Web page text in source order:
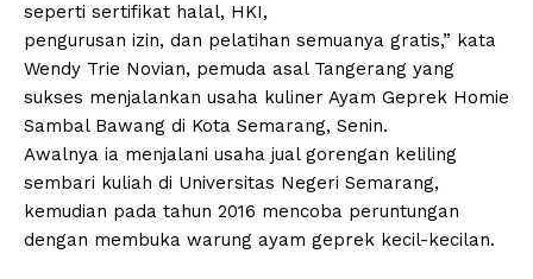
seperti sertifikat halal, HKI,
pengurusan izin, dan pelatihan semuanya gratis,” kata
Wendy Trie Novian, pemuda asal Tangerang yang
sukses menjalankan usaha kuliner Ayam Geprek Homie
Sambal Bawang di Kota Semarang, Senin.
Awalnya ia menjalani usaha jual gorengan keliling
sembari kuliah di Universitas Negeri Semarang,
kemudian pada tahun 2016 mencoba peruntungan
dengan membuka warung ayam geprek kecil-kecilan.